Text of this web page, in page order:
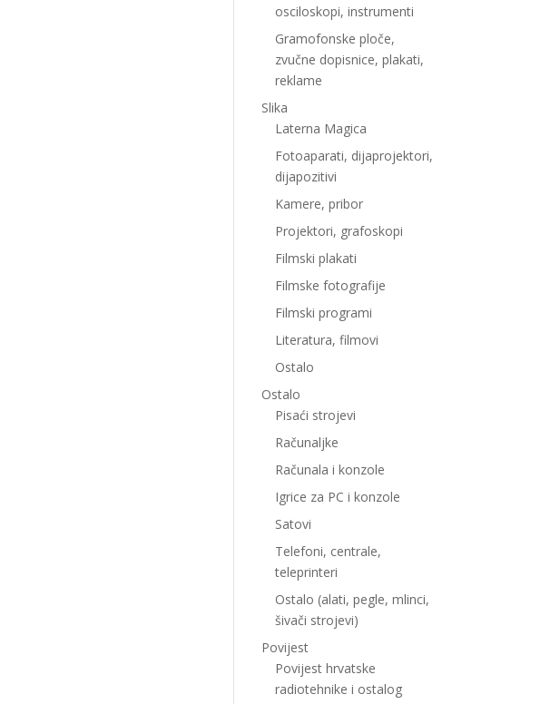
osciloskopi, instrumenti
Gramofonske ploče,
zvučne dopisnice, plakati,
reklame
Slika
Laterna Magica
Fotoaparati, dijaprojektori,
dijapozitivi
Kamere, pribor
Projektori, grafoskopi
Filmski plakati
Filmske fotografije
Filmski programi
Literatura, filmovi
Ostalo
Ostalo
Pisaći strojevi
Računaljke
Računala i konzole
Igrice za PC i konzole
Satovi
Telefoni, centrale,
teleprinteri
Ostalo (alati, pegle, mlinci,
šivači strojevi)
Povijest
Povijest hrvatske
radiotehnike i ostalog